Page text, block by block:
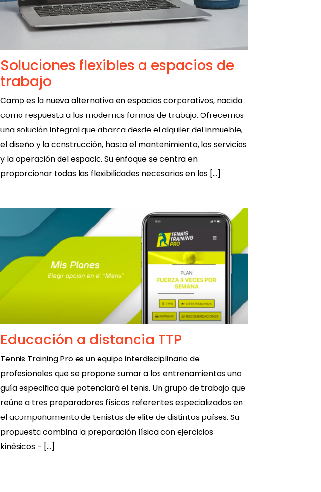
Soluciones flexibles a espacios de
trabajo
Camp es la nueva alternativa en espacios corporativos, nacida
como respuesta a las modernas formas de trabajo. Ofrecemos
una solución integral que abarca desde el alquiler del inmueble,
el diseño y la construcción, hasta el mantenimiento, los servicios
y la operación del espacio. Su enfoque se centra en
proporcionar todas las flexibilidades necesarias en los […]
Educación a distancia TTP
Tennis Training Pro es un equipo interdisciplinario de
profesionales que se propone sumar a los entrenamientos una
guía especifica que potenciará el tenis. Un grupo de trabajo que
reúne a tres preparadores físicos referentes especializados en
el acompañamiento de tenistas de elite de distintos países. Su
propuesta combina la preparación física con ejercicios
kinésicos – […]